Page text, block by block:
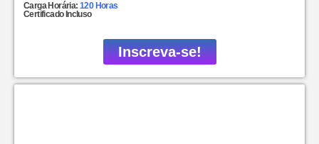
Carga Horária:120 Horas
Certificado Incluso
Inscreva-se!